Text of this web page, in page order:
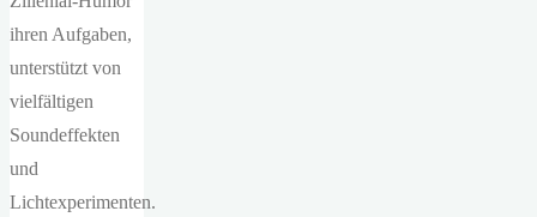
ihren Aufgaben,
unterstützt von
vielfältigen
Soundeffekten
und
Lichtexperimenten.